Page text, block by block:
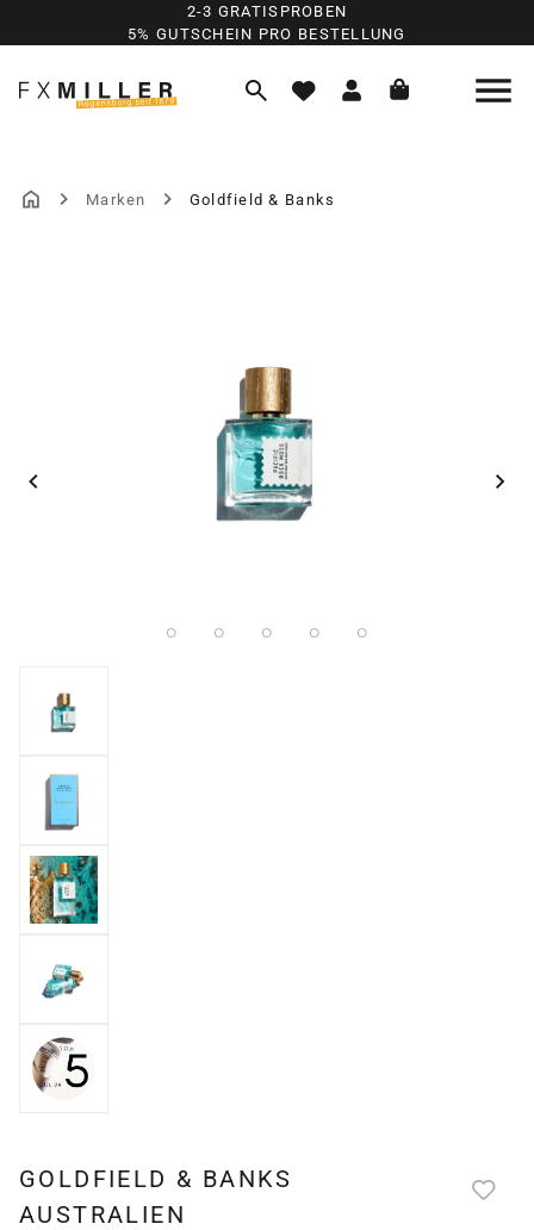
Zum Hauptinhalt springen
2-3 GRATISPROBEN
5% GUTSCHEIN PRO BESTELLUNG
Marken Goldfield & Banks
GOLDFIELD & BANKS
AUSTRALIEN